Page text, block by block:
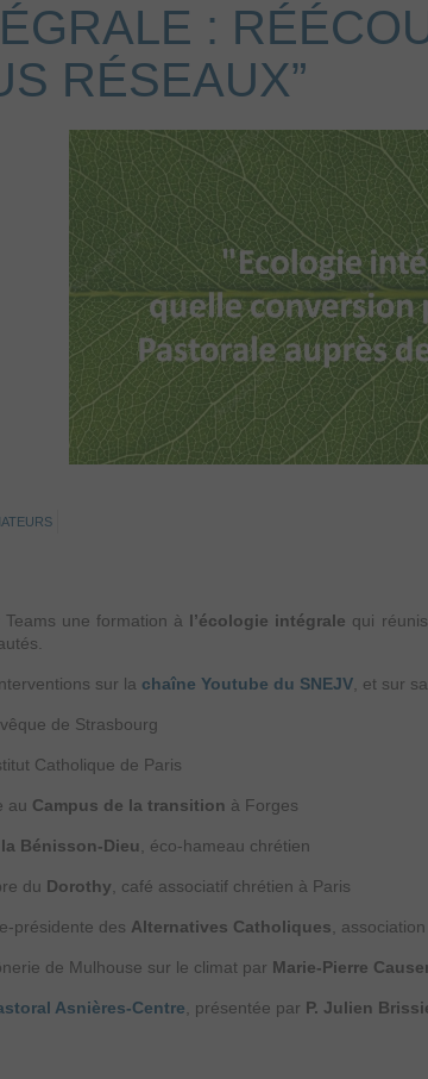
:
RÉSEAUX”
une formation à l’écologie intégrale qui
sur la chaîne Youtube du SNEJV, et sur sa
de Strasbourg
Catholique de Paris
au Campus de la transition à Forges
la Bénisson-Dieu, éco-hameau chrétien
du Dorothy, café associatif chrétien à Paris
présidente des Alternatives Catholiques,
de Mulhouse sur le climat par Marie-Pierre
Asnières-Centre, présentée par P. Julien